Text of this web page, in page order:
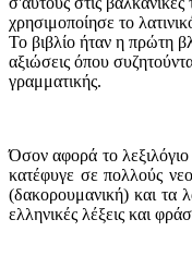
χρησιμοποίησε το
Το βιβλίο ήταν η πρώτη
αξιώσεις όπου
γραμματικής.
Όσον αφορά το
κατέφυγε σε πολλούς
(δακορουμανική) και τα
ελληνικές λέξεις και